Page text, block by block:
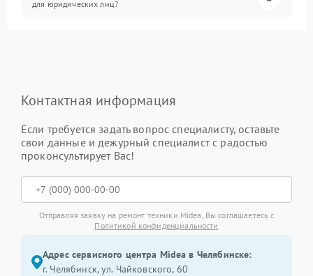
для юридических лиц?
Контактная информация
Если требуется задать вопрос специалисту, оставьте
свои данные и дежурный специалист с радостью
проконсультирует Вас!
Отправляя заявку на ремонт техники Midea, Вы соглашаетесь с
Политикой конфиденциальности
Адрес сервисного центра Midea в Челябинске:
г. Челябинск, ул. Чайковского, 60